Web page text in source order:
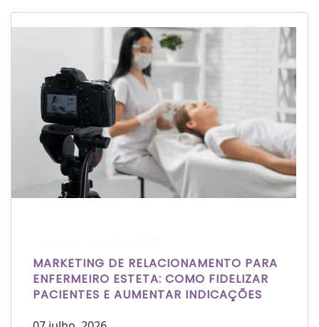
MARKETING DE RELACIONAMENTO PARA
ENFERMEIRO ESTETA: COMO FIDELIZAR
PACIENTES E AUMENTAR INDICAÇÕES